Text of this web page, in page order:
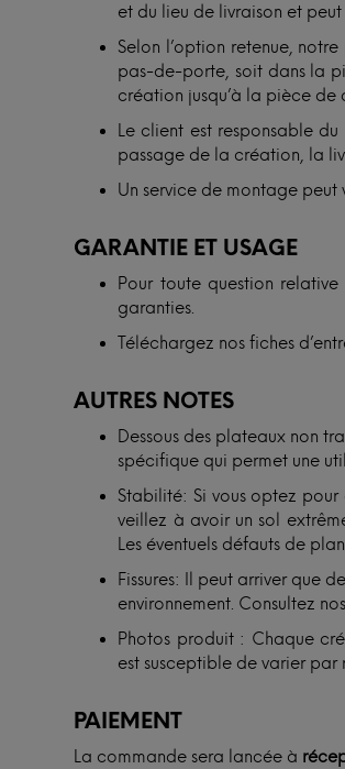
et du lieu de livraison et
Selon l’option retenue,
pas-de-porte, soit dans la
création jusqu’à la pièce de
Le client est responsable
passage de la création, la
Un service de montage peut
GARANTIE ET USAGE
Pour toute question
garanties.
Téléchargez nos fiches
AUTRES NOTES
Dessous des plateaux non
spécifique qui permet une
Stabilité: Si vous optez
veillez à avoir un sol
Les éventuels défauts de
Fissures: Il peut arriver que
environnement. Consultez nos
Photos produit : Chaque
est susceptible de varier
PAIEMENT
La commande sera lancée à